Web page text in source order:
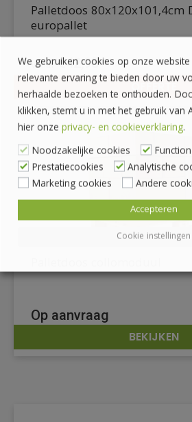
Palletdoos 80x120x101,4cm
europallet
€42,95
OFFERTE
Op aanvraag
BEKIJKEN
We gebruiken cookies op onze
relevante ervaring te bieden door uw
herhaalde bezoeken te onthouden.
klikken, stemt u in met het gebruik van
hier onze privacy- en cookieverklaring.
Noodzakelijke cookies
Prestatiecookies
Analytische
Marketing cookies
Andere
Cookie instellingen
Accepteren